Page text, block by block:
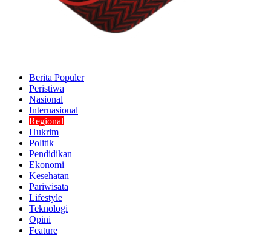
Berita Populer
Peristiwa
Nasional
Internasional
Regional
Hukrim
Politik
Pendidikan
Ekonomi
Kesehatan
Pariwisata
Lifestyle
Teknologi
Opini
Feature